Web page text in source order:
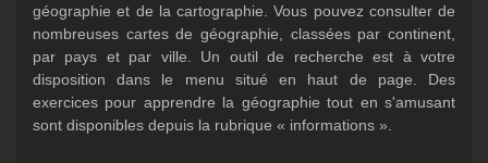
géographie et de la cartographie. Vous pouvez consulter de
nombreuses cartes de géographie, classées par continent,
par pays et par ville. Un outil de recherche est à votre
disposition dans le menu situé en haut de page. Des
exercices pour apprendre la géographie tout en s'amusant
sont disponibles depuis la rubrique « informations ».